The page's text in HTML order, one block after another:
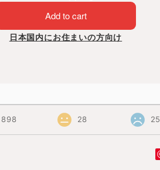
Add to cart
日本国内にお住まいの方向け
898 28 25